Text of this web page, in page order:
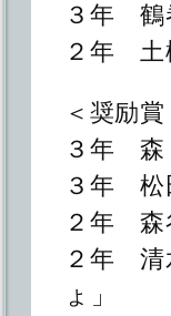
３年 鶴
２年 土
＜奨励
３年 森
３年 松
２年 森
２年 清
ょ」